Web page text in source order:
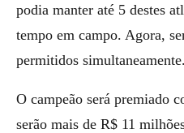
podia manter até 5 destes
tempo em campo. Agora,
permitidos simultaneamente.
O campeão será premiado
serão mais de R$ 11